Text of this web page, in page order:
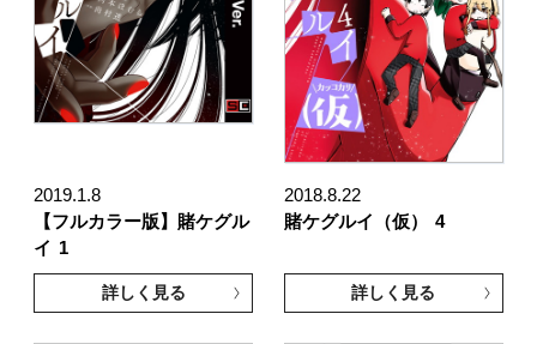
2019.1.8
【フルカラー版】賭ケグル
イ 1
詳しく見る
2018.8.22
賭ケグルイ（仮）
4
詳しく見る